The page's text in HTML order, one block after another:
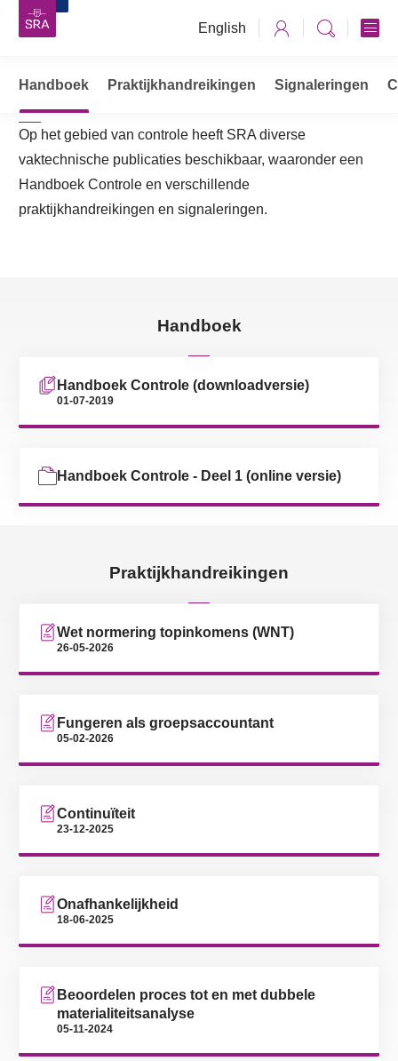
English
Vaktechniek Accountancy Controle
Controle
Op het gebied van controle heeft SRA diverse
vaktechnische publicaties beschikbaar, waaronder een
Handboek Controle en verschillende
praktijkhandreikingen en signaleringen.
Handboek Praktijkhandreikingen Signaleringen
Handboek
Handboek Controle (downloadversie)
01-07-2019
Handboek Controle - Deel 1 (online versie)
Praktijkhandreikingen
Wet normering topinkomens (WNT)
26-05-2026
Fungeren als groepsaccountant
05-02-2026
Continuïteit
23-12-2025
Onafhankelijkheid
18-06-2025
Beoordelen proces tot en met dubbele
materialiteitsanalyse
05-11-2024